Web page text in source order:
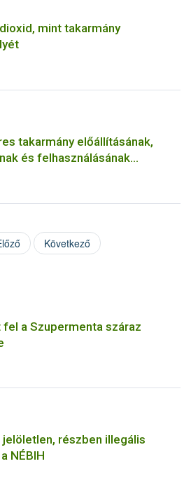
mint takarmány
takarmány előállításának,
és felhasználásának
Következő
a Szupermenta száraz
részben illegális
NÉBIH